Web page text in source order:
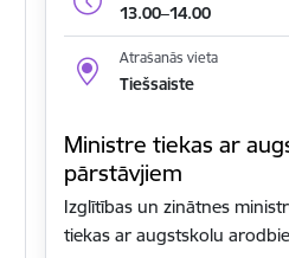
13.00–14.00
Atrašanās vieta
Tiešsaiste
Ministre tiekas ar
pārstāvjiem
Izglītības un zinātnes
tiekas ar augstskolu